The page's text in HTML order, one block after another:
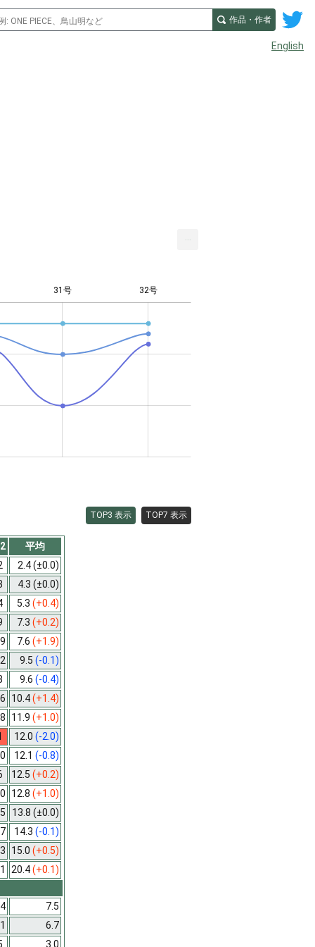
作品・作者
English
31号 32号
TOP3 表示 TOP7 表示
平均
2.4(±0.0)
4.3 (±0.0)
5.3 (+0.4)
7.3 (+0.2)
7.6 (+1.9)
9.5 (-0.1)
9.6 (-0.4)
10.4(+1.4)
11.9 (+1.0)
12.0 (-2.0)
12.1 (-0.8)
12.5 (+0.2)
12.8 (+1.0)
13.8 (±0.0)
14.3 (-0.1)
15.0 (+0.5)
20.4(+0.1)
7.5
6.7
3.0